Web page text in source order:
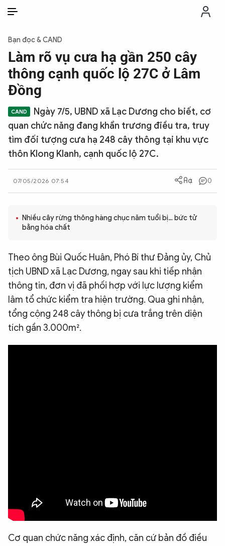
THỜI SỰ
CHỐNG DIỄN BIẾN HÒA BÌNH
CÔNG AN TRONG LÒNG DÂN
XÃ HỘI
VĂN HÓA - THỂ THAO
BẠN ĐỌC & CAND
ĐA PHƯƠNG TIỆN
eMagazine
Bạn đọc & CAND
Làm rõ vụ cưa hạ gần 250 cây
thông cạnh quốc lộ 27C ở Lâm
Đồng
Ngày 7/5, UBND xã Lạc Dương cho biết, cơ
quan chức năng đang khẩn trương điều tra, truy
tìm đối tượng cưa hạ 248 cây thông tại khu vực
thôn Klong Klanh, cạnh quốc lộ 27C.
07/05/2026 07:54 0
Nhiều cây rừng thông hàng chục năm tuổi bị… bức tử
bằng hóa chất
Theo ông Bùi Quốc Huân, Phó Bí thư Đảng ủy, Chủ
tịch UBND xã Lạc Dương, ngay sau khi tiếp nhận
thông tin, đơn vị đã phối hợp với lực lượng kiểm
lâm tổ chức kiểm tra hiện trường. Qua ghi nhận,
tổng cộng 248 cây thông bị cưa trắng trên diện
tích gần 3.000m².
Cơ quan chức năng xác định, căn cứ bản đồ điều